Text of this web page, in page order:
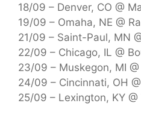
18/09 – Denver, CO @
19/09 – Omaha, NE @
21/09 – Saint-Paul, MN
22/09 – Chicago, IL @
23/09 – Muskegon, MI
24/09 – Cincinnati, OH
25/09 – Lexington, KY @